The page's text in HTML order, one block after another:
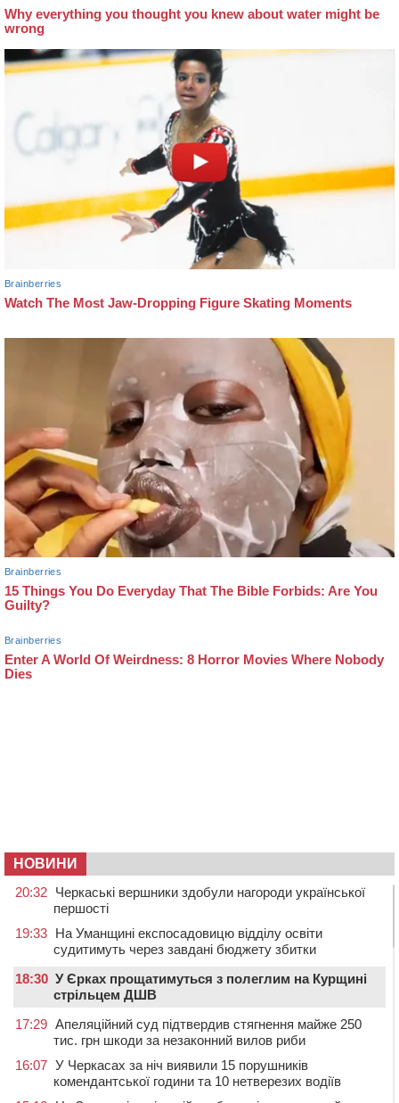
НОВИНИ
20:32 Черкаські вершники здобули нагороди української
першості
19:33 На Уманщині експосадовицю відділу освіти
судитимуть через завдані бюджету збитки
18:30 У Єрках прощатимуться з полеглим на Курщині
стрільцем ДШВ
17:29 Апеляційний суд підтвердив стягнення майже 250
тис. грн шкоди за незаконний вилов риби
16:07 У Черкасах за ніч виявили 15 порушників
комендантської години та 10 нетверезих водіїв